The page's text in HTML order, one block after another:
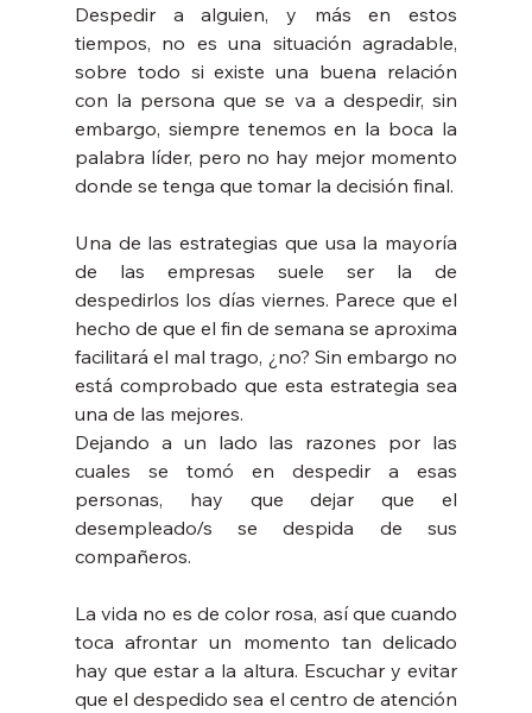
Despedir a alguien, y más en estos
tiempos, no es una situación agradable,
sobre todo si existe una buena relación
con la persona que se va a despedir, sin
embargo, siempre tenemos en la boca la
palabra líder, pero no hay mejor momento
donde se tenga que tomar la decisión final.
Una de las estrategias que usa la mayoría
de las empresas suele ser la de
despedirlos los días viernes. Parece que el
hecho de que el fin de semana se aproxima
facilitará el mal trago, ¿no? Sin embargo no
está comprobado que esta estrategia sea
una de las mejores.
Dejando a un lado las razones por las
cuales se tomó en despedir a esas
personas, hay que dejar que el
desempleado/s se despida de sus
compañeros.
La vida no es de color rosa, así que cuando
toca afrontar un momento tan delicado
hay que estar a la altura. Escuchar y evitar
que el despedido sea el centro de atención